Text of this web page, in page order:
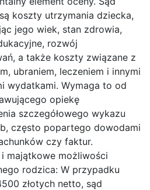
koszty utrzymania dziecka,
jego wiek, stan zdrowia,
rozwój
a także koszty związane z
ubraniem, leczeniem i innymi
wydatkami. Wymaga to od
opiekę
szczegółowego wykazu
często popartego dowodami
czy faktur.
majątkowe możliwości
rodzica: W przypadku
złotych netto, sąd